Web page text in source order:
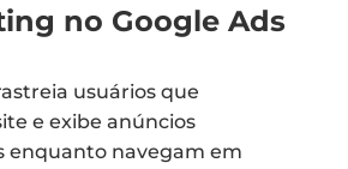
no Google Ads
usuários que
e exibe anúncios
enquanto navegam em